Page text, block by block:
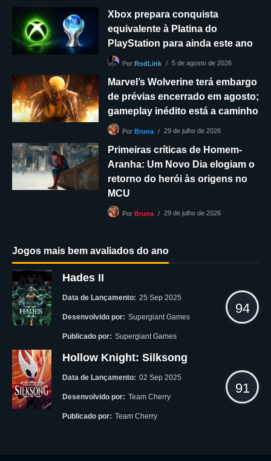
Xbox prepara conquista
equivalente à Platina do
PlayStation para ainda este ano
PorRodLink 5 de agosto de 2026
Marvel’s Wolverine terá embargo
de prévias encerrado em agosto;
gameplay inédito está a caminho
PorBruna 29 de julho de 2026
Primeiras críticas de Homem-
Aranha: Um Novo Dia elogiam o
retorno do herói às origens no
MCU
PorBruna 29 de julho de 2026
Jogos mais bem avaliados do ano
Hades II
Data de Lançamento: 25 Sep 2025
Desenvolvido por: Supergiant Games
Publicado por: Supergiant Games
94
Hollow Knight: Silksong
Data de Lançamento: 02 Sep 2025
Desenvolvido por: Team Cherry
Publicado por: Team Cherry
91